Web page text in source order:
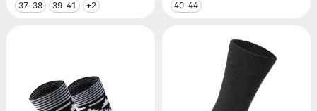
37-38 39-41 +2 40-44